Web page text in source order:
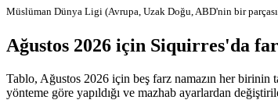
Müslüman Dünya Ligi (Avrupa, Uzak Doğu, ABD'nin bir
Ağustos 2026 için Siquirres'da
Tablo, Ağustos 2026 için beş farz namazın her birinin
yönteme göre yapıldığı ve mazhab ayarlardan